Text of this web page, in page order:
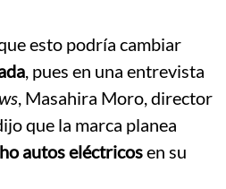
esto podría cambiar
, pues en una entrevista
, Masahira Moro, director
que la marca planea
autos eléctricosen su